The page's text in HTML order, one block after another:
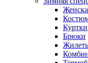
Куртки
Брюки